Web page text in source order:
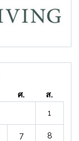
ศ.
ส.
1
7 8